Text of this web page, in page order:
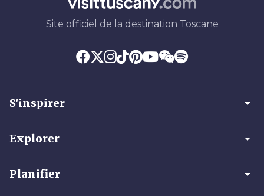
Site officiel de la destination Toscane
S'inspirer arrow_drop_down
Explorer arrow_drop_down
Planifier arrow_drop_down